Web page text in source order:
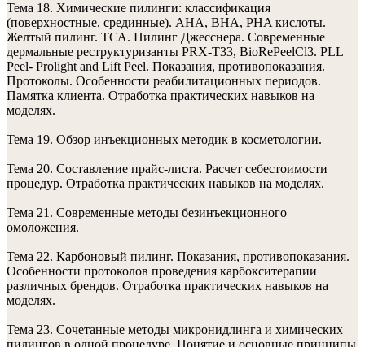
Тема 18. Химические пилинги: классификация
(поверхностные, срединные). АHA, ВHА, PHA кислоты.
Желтый пилинг. ТСА. Пилинг Джесснера. Современные
дермальные реструктуризанты PRX-T33, BioRePeelCl3. PLL
Peel- Prolight and Lift Peel. Показания, противопоказания.
Протоколы. Особенности реабилитационных периодов.
Памятка клиента. Отработка практических навыков на
моделях.
Тема 19. Обзор инъекционных методик в косметологии.
Тема 20. Составление прайс-листа. Расчет себестоимости
процедур. Отработка практических навыков на моделях.
Тема 21. Современные методы безинъекционного
омоложения.
Тема 22. Карбоновый пилинг. Показания, противопоказания.
Особенности протоколов проведения карбокситерапии
различных брендов. Отработка практических навыков на
моделях.
Тема 23. Сочетанные методы микронидлинга и химических
пилингов в одной процедуре. Понятие и основные принципы